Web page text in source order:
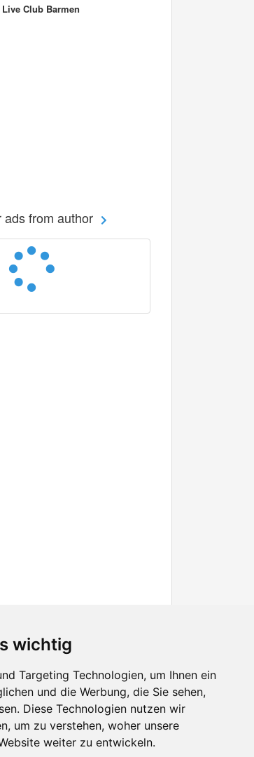
wichtig
Targeting Technologien, um Ihnen ein
und die Werbung, die Sie sehen,
Diese Technologien nutzen wir
um zu verstehen, woher unsere
weiter zu entwickeln.
Club Barmen
ads from author
Facebook
Twitter
YouTube